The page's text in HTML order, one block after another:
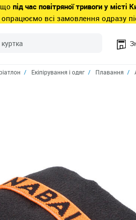
що під час повітряної тривоги у місті
всі замовлення одразу
Екіпірування і одяг Плавання